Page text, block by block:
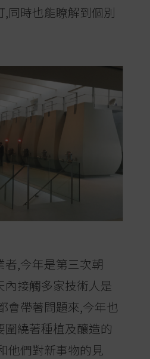
同時也能瞭解到個別
,今年是第三次朝
接觸多家技術人是
會帶著問題來,今年也
繞著種植及釀造的
他們對新事物的見